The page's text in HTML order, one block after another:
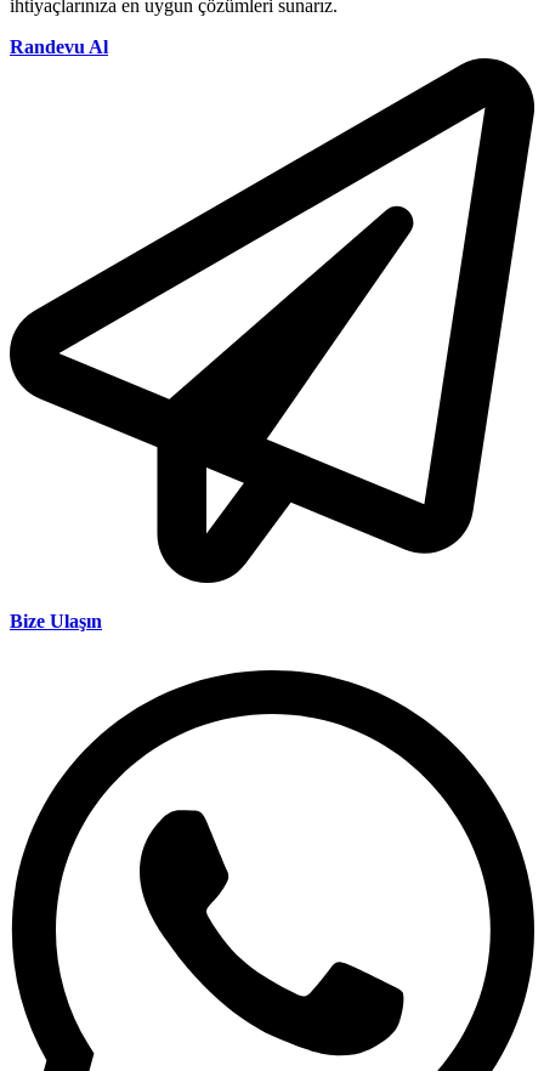
ihtiyaçlarınıza en uygun çözümleri sunarız.
Randevu Al
Bize Ulaşın